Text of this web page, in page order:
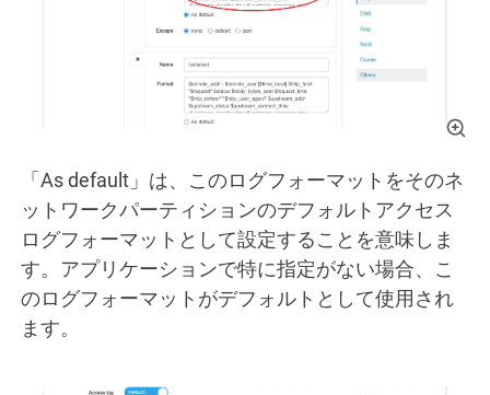
「As default」は、このログフォーマットをそのネ
ットワークパーティションのデフォルトアクセス
ログフォーマットとして設定することを意味しま
す。アプリケーションで特に指定がない場合、こ
のログフォーマットがデフォルトとして使用され
ます。